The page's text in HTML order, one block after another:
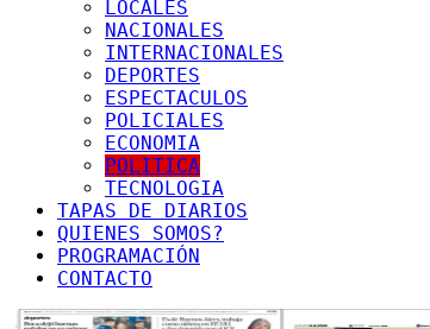
LOCALES
NACIONALES
INTERNACIONALES
DEPORTES
ESPECTACULOS
POLICIALES
ECONOMIA
POLITICA
TECNOLOGIA
TAPAS DE DIARIOS
QUIENES SOMOS?
PROGRAMACIÓN
CONTACTO